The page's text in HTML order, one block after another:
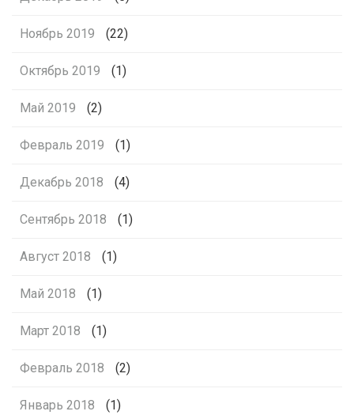
Ноябрь 2019 (22)
Октябрь 2019 (1)
Май 2019 (2)
Февраль 2019 (1)
Декабрь 2018 (4)
Сентябрь 2018 (1)
Август 2018 (1)
Май 2018 (1)
Март 2018 (1)
Февраль 2018 (2)
Январь 2018 (1)